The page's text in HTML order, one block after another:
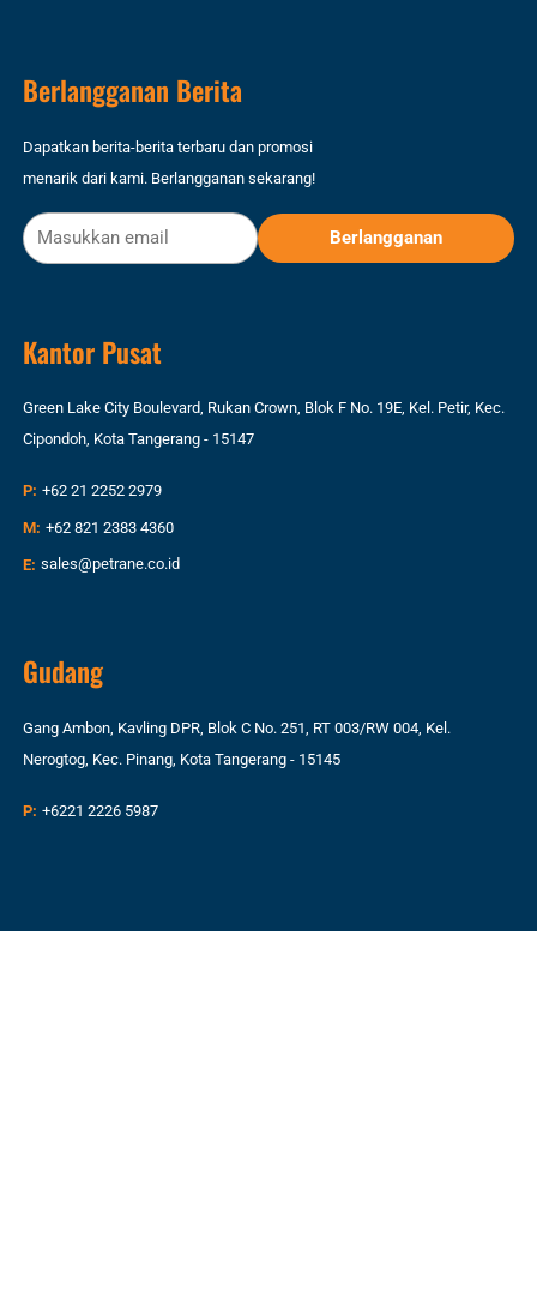
Berlangganan Berita
Dapatkan berita-berita terbaru dan promosi
menarik dari kami. Berlangganan sekarang!
Kantor Pusat
Green Lake City Boulevard, Rukan Crown, Blok F No. 19E, Kel. Petir, Kec.
Cipondoh, Kota Tangerang - 15147
P: +62 21 2252 2979
M: +62 821 2383 4360
E: sales@petrane.co.id
Gudang
Gang Ambon, Kavling DPR, Blok C No. 251, RT 003/RW 004, Kel.
Nerogtog, Kec. Pinang, Kota Tangerang - 15145
P: +6221 2226 5987